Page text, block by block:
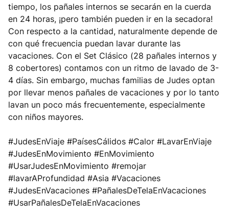
tiempo, los pañales internos se secarán en la cuerda
en 24 horas, ¡pero también pueden ir en la secadora!
Con respecto a la cantidad, naturalmente depende de
con qué frecuencia puedan lavar durante las
vacaciones. Con el Set Clásico (28 pañales internos y
8 cobertores) contamos con un ritmo de lavado de 3-
4 días. Sin embargo, muchas familias de Judes optan
por llevar menos pañales de vacaciones y por lo tanto
lavan un poco más frecuentemente, especialmente
con niños mayores.
#JudesEnViaje #PaísesCálidos #Calor #LavarEnViaje
#JudesEnMovimiento #EnMovimiento
#UsarJudesEnMovimiento #remojar
#lavarAProfundidad #Asia #Vacaciones
#JudesEnVacaciones #PañalesDeTelaEnVacaciones
#UsarPañalesDeTelaEnVacaciones